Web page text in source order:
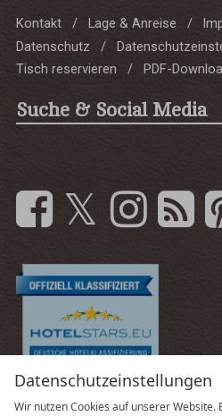
Datenschutzeinstellungen
Wir nutzen Cookies auf unserer Website.
Kontakt Lage & Anreise
Datenschutz
Tisch reservieren
PDF-
Suche & Social Media